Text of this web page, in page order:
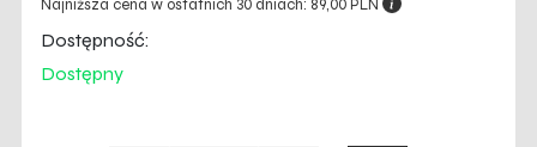
Najniższa cena w ostatnich 30 dniach: 89,00 PLN
Dostępność:
Dostępny